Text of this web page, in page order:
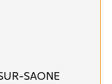
SAONE